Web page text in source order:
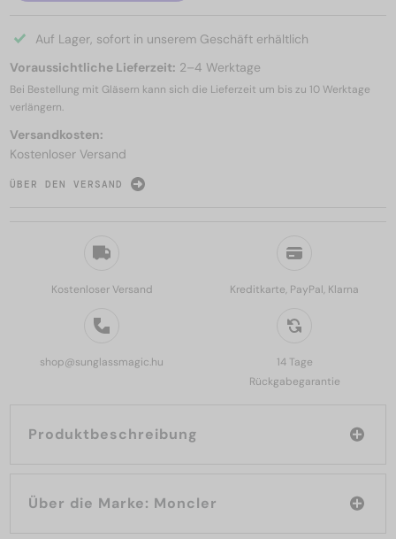
Kostenloser Versand Kreditkarte, PayPal, Klarna
shop@sunglassmagic.hu
14 Tage
Rückgabegarantie
Produktbeschreibung
Über die Marke: Moncler
Auf Lager, sofort in unserem Geschäft erhältlich
Voraussichtliche Lieferzeit: 2–4 Werktage
Bei Bestellung mit Gläsern kann sich die Lieferzeit um bis zu 10 Werktage
verlängern.
Versandkosten:
Kostenloser Versand
ÜBER DEN VERSAND